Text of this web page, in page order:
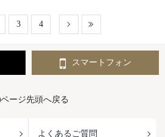
3 4
スマートフォン
ページ先頭へ戻る
よくあるご質問